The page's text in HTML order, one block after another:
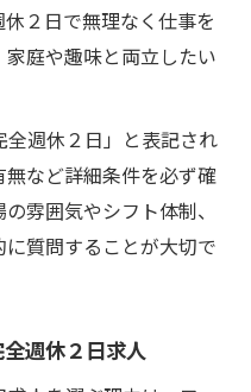
２日で無理なく仕事を
庭や趣味と両立したい
週休２日」と表記され
など詳細条件を必ず確
雰囲気やシフト体制、
質問することが大切で
週休２日求人